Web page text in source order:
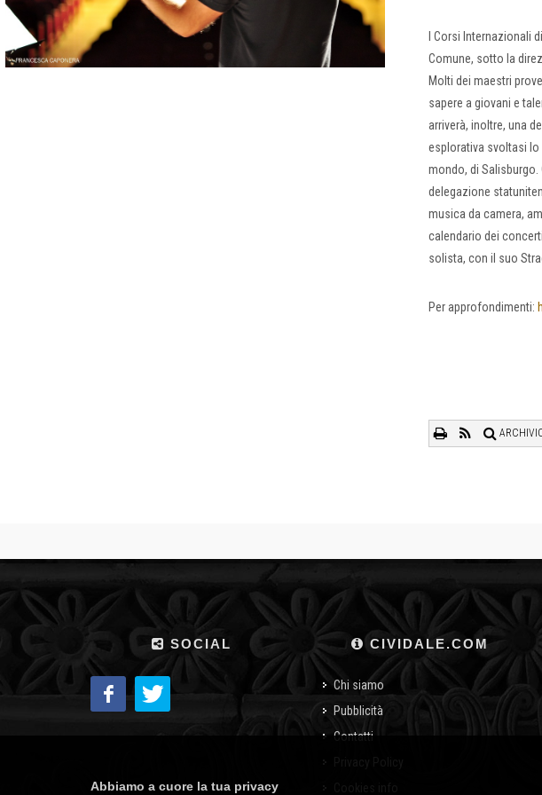
I Corsi Internazionali
Comune, sotto la
Molti dei maestri
sapere a giovani e
arriverà, inoltre, una
esplorativa svoltasi lo
mondo, di
delegazione
musica da camera,
calendario dei
solista, con il suo
Per approfondimenti:
SOCIAL CIVIDALE.COM
Chi siamo
Pubblicità
Contatti
Abbiamo a cuore la tua privacy